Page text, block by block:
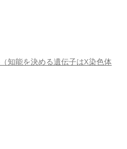
知能を決める遺伝子はX染色体